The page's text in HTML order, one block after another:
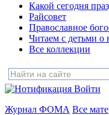
Какой сегодня
Райсовет
Православное
Читаем с детьми о
Все коллекции
Войти
Журнал ФОМА Все